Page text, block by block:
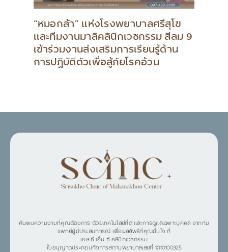
“หมอกล้า” แห่งโรงพยาบาลศรีสุโข
และทีมงานมาลิคลินิกเวชกรรม สีลม 9
เข้าร่วมงานส่งเสริมการเรียนรู้ด้าน
การปฏิบัติตัวเพื่อสู้ภัยโรคอ้วน
ค้นพบความงามที่คุณต้องการ ด้วยเทคโนโลยีที่ดี และการดูแลเฉพาะบุคคล จากทีม
แพทย์ผู้มีประสบการณ์ เพื่อผลลัพธ์ที่คุณมั่นใจ ที่
เอส ซี เอ็ม ซี คลินิกเวชกรรม
ใบอนุญาตประกอบกิจการสถานพยาบาลเลขที่ 1010100325